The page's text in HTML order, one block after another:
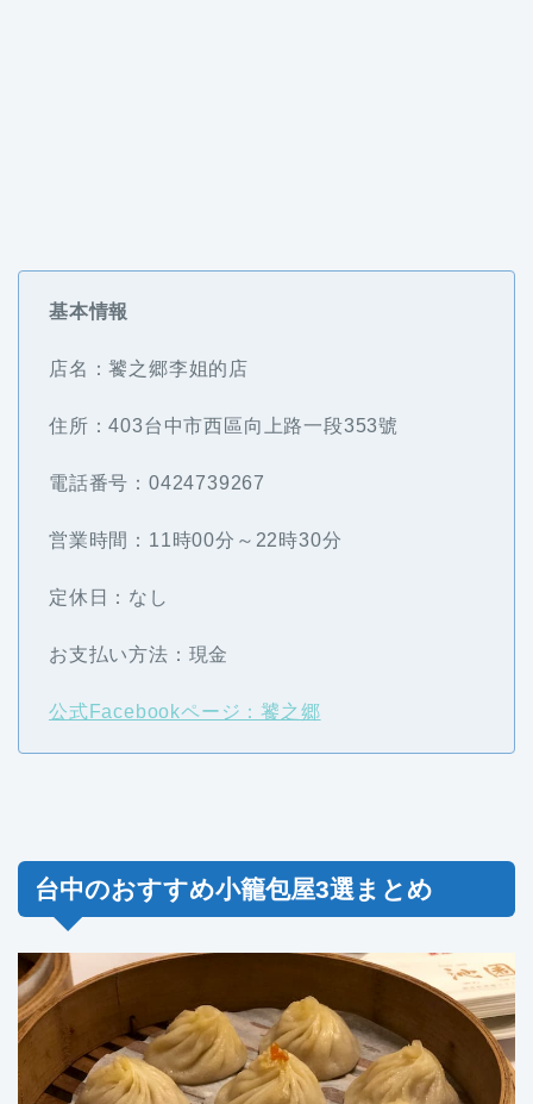
基本情報
店名：饕之郷李姐的店
住所：403台中市西區向上路一段353號
電話番号：0424739267
営業時間：11時00分～22時30分
定休日：なし
お支払い方法：現金
公式Facebookページ：饕之郷
台中のおすすめ小籠包屋3選まとめ